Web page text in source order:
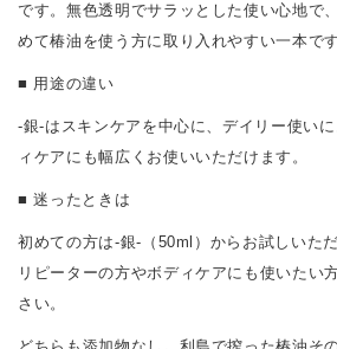
です。無色透明でサラッとした使い心地で
めて椿油を使う方に取り入れやすい一本です
■ 用途の違い
-銀-はスキンケアを中心に、デイリー使い
ィケアにも幅広くお使いいただけます。
■ 迷ったときは
初めての方は-銀-（50ml）からお試しいた
リピーターの方やボディケアにも使いたい
さい。